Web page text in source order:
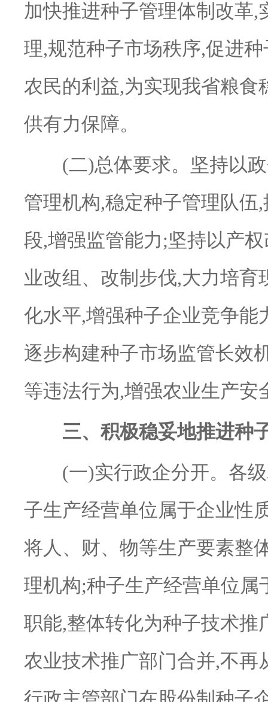
加快推进种子管理体制改革,
理,规范种子市场秩序,促进
农民的利益,为实现我省粮
供有力保障。
(二)总体要求。坚持以政
管理机构,稳定种子管理队伍
段,增强监管能力;坚持以产
业改组、改制步伐,大力培
化水平,增强种子企业竞争能
逐步构建种子市场监管长效
等违法行为,增强农业生产安
三、积极稳妥地推进种
(一)实行政企分开。各级
子生产经营单位属于企业性
将人、财、物等生产要素整
理机构;种子生产经营单位
职能,整体转化为种子技术
农业技术推广部门合并,不